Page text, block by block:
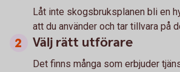
Låt inte skogsbruksplanen bli en
att du använder och tar tillvara på
Välj rätt utförare
Det finns många som erbjuder